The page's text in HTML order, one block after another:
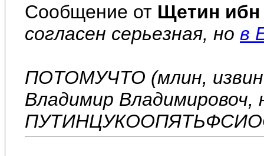
Сообщение от Щетин ибн
согласен серьезная, но в
ПОТОМУЧТО (млин,
Владимир Владимировоч,